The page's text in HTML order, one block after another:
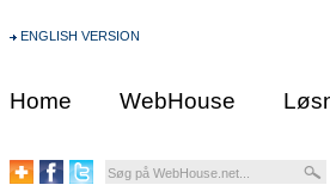
ENGLISH VERSION
Home WebHouse